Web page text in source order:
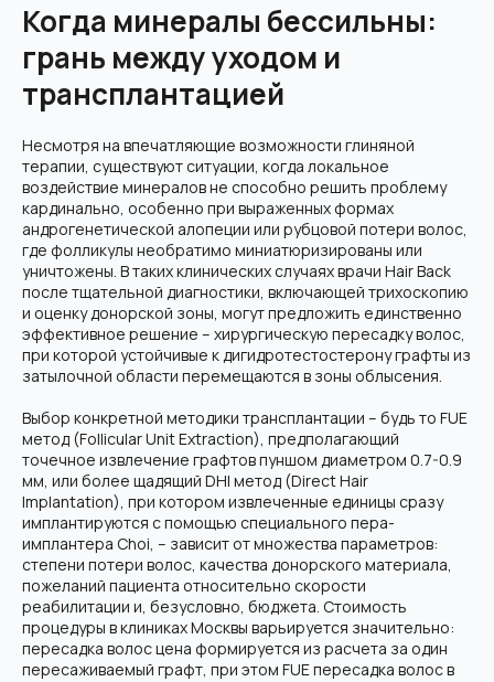
Когда минералы бессильны:
грань между уходом и
трансплантацией
Несмотря на впечатляющие возможности глиняной
терапии, существуют ситуации, когда локальное
воздействие минералов не способно решить проблему
кардинально, особенно при выраженных формах
андрогенетической алопеции или рубцовой потери волос,
где фолликулы необратимо миниатюризированы или
уничтожены. В таких клинических случаях врачи Hair Back
после тщательной диагностики, включающей трихоскопию
и оценку донорской зоны, могут предложить единственно
эффективное решение – хирургическую пересадку волос,
при которой устойчивые к дигидротестостерону графты из
затылочной области перемещаются в зоны облысения.
Выбор конкретной методики трансплантации – будь то FUE
метод (Follicular Unit Extraction), предполагающий
точечное извлечение графтов пуншом диаметром 0.7-0.9
мм, или более щадящий DHI метод (Direct Hair
Implantation), при котором извлеченные единицы сразу
имплантируются с помощью специального пера-
имплантера Choi, – зависит от множества параметров:
степени потери волос, качества донорского материала,
пожеланий пациента относительно скорости
реабилитации и, безусловно, бюджета. Стоимость
процедуры в клиниках Москвы варьируется значительно:
пересадка волос цена формируется из расчета за один
пересаживаемый графт, при этом FUE пересадка волос в